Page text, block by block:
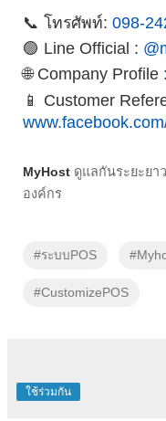
📞 โทรศัพท์: 098-
🟢 Line Official :
🌐 Company Profile :
📱 Customer
MyHost ดูแลกันระยะยา
องค์กร
#ระบบPOS
#CustomizePOS
ใช้ร่วมกัน